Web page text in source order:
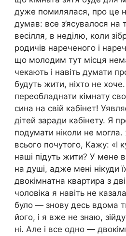
дуже помилялася, про це
думав: все з’ясувалося на
весілля, в неділю, коли
родичів нареченого і
що молодим тут місця
чекають і навіть думати
будуть жити, ніхто не
переобладнати кімнату
сина на свій кабінет!
дітей заради кабінету. Я
подумати ніколи не могла.
всього почутого, Кажу: «І
наші підуть жити? У мене
на душі, адже мені нікуди
двокімнатна квартира з
чоловіка я навіть не
було — знову десь вдома
його, і я вже не знаю,
ні. Але і все одно —